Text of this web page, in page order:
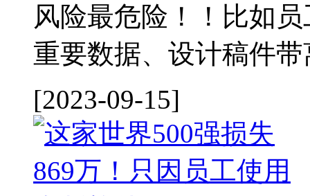
风险最危险！！比如
重要数据、设计稿件
[2023-09-15]